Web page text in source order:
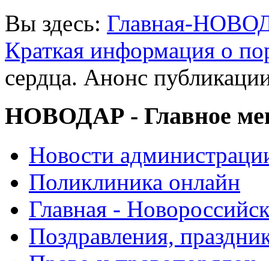
Вы здесь: Главная-
Краткая информация о
сердца. Анонс
НОВОДАР - Главное
Новости
Поликлиника онлайн
Главная -
Поздравления,